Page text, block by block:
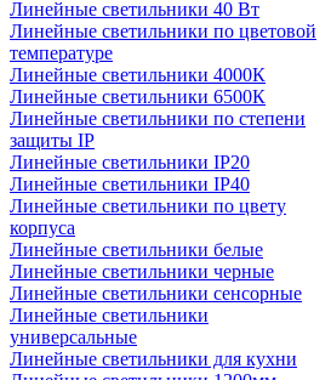
Линейные светильники 40 Вт
Линейные светильники по цветовой
температуре
Линейные светильники 4000К
Линейные светильники 6500К
Линейные светильники по степени
защиты IP
Линейные светильники IP20
Линейные светильники IP40
Линейные светильники по цвету
корпуса
Линейные светильники белые
Линейные светильники черные
Линейные светильники сенсорные
Линейные светильники
универсальные
Линейные светильники для кухни